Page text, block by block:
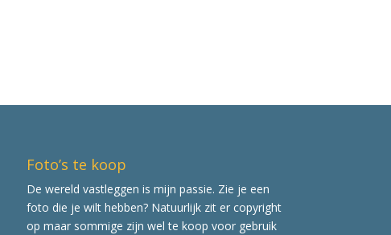
Foto’s te koop
De wereld vastleggen is mijn passie. Zie je een
foto die je wilt hebben? Natuurlijk zit er copyright
op maar sommige zijn wel te koop voor gebruik